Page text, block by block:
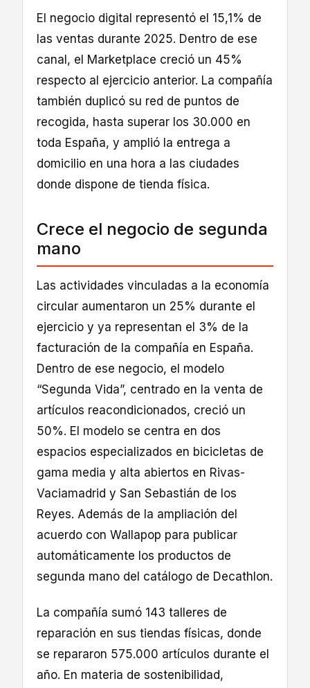
El negocio digital representó el 15,1% de
las ventas durante 2025. Dentro de ese
canal, el Marketplace creció un 45%
respecto al ejercicio anterior. La compañía
también duplicó su red de puntos de
recogida, hasta superar los 30.000 en
toda España, y amplió la entrega a
domicilio en una hora a las ciudades
donde dispone de tienda física.
Crece el negocio de segunda
mano
Las actividades vinculadas a la economía
circular aumentaron un 25% durante el
ejercicio y ya representan el 3% de la
facturación de la compañía en España.
Dentro de ese negocio, el modelo
“Segunda Vida”, centrado en la venta de
artículos reacondicionados, creció un
50%. El modelo se centra en dos
espacios especializados en bicicletas de
gama media y alta abiertos en Rivas-
Vaciamadrid y San Sebastián de los
Reyes. Además de la ampliación del
acuerdo con Wallapop para publicar
automáticamente los productos de
segunda mano del catálogo de Decathlon.
La compañía sumó 143 talleres de
reparación en sus tiendas físicas, donde
se repararon 575.000 artículos durante el
año. En materia de sostenibilidad,